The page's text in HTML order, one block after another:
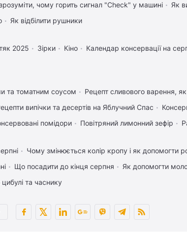
чому горить сигнал "Check" у машині
Як
Як відбілити рушники
2025 Зірки Кіно Календар консервації на
та томатним соусом Рецепт сливового варення, як
випічки та десертів на Яблучний Спас
помідори Повітряний лимонний зефір
Чому змінюється колір кропу і як допомогти
Що посадити до кінця серпня
Як допомогти
та часнику